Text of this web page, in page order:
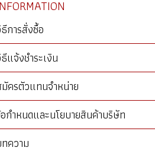
การสั่งซื้อ
แจ้งชำระเงิน
ครตัวแทนจำหน่าย
กำหนดและนโยบายสินค้าบริษัท
ความ